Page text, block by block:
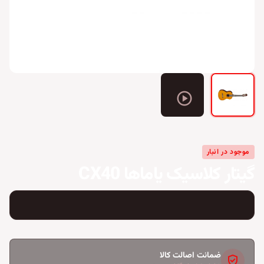
play_circle
موجود در انبار
verified_user ضمانت اصالت کالا